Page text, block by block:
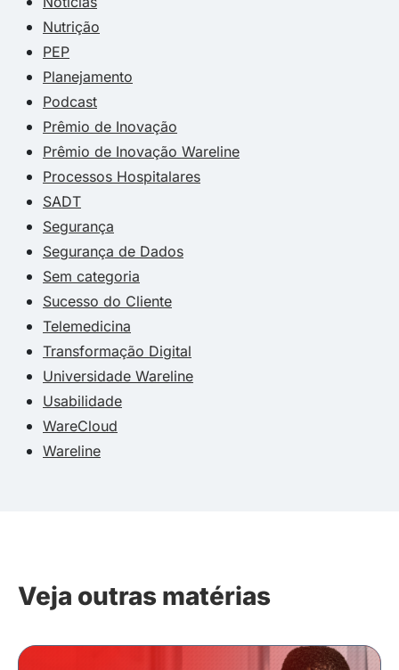
Nutrição
PEP
Planejamento
Podcast
Prêmio de Inovação
Prêmio de Inovação Wareline
Processos Hospitalares
SADT
Segurança
Segurança de Dados
Sem categoria
Sucesso do Cliente
Telemedicina
Transformação Digital
Universidade Wareline
Usabilidade
WareCloud
Wareline
Veja outras matérias